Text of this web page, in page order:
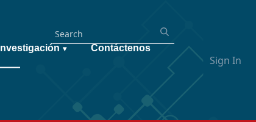
Sign In
Investigación ▾ Contáctenos